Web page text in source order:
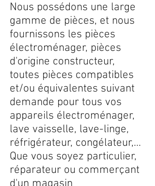
Nous possédons une large
gamme de pièces, et nous
fournissons les pièces
électroménager, pièces
d'origine constructeur,
toutes pièces compatibles
et/ou équivalentes suivant
demande pour tous vos
appareils électroménager,
lave vaisselle, lave-linge,
réfrigérateur, congélateur,...
Que vous soyez particulier,
réparateur ou commerçant